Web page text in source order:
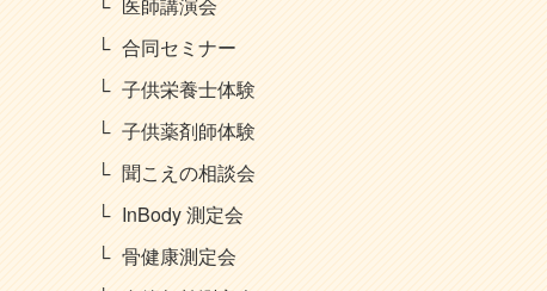
合同セミナー
子供栄養士体験
子供薬剤師体験
聞こえの相談会
InBody 測定会
骨健康測定会